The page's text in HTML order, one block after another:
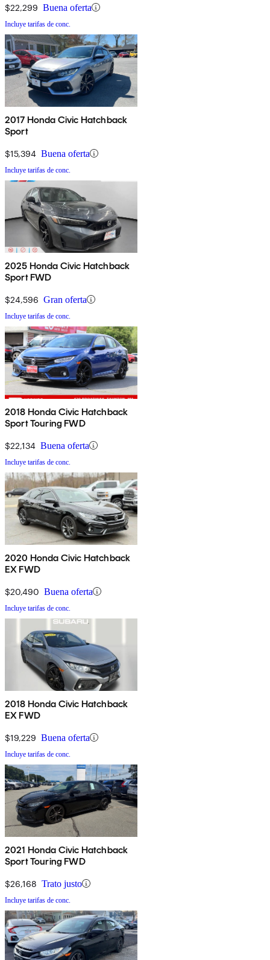
$22,299 Buena oferta
Incluye tarifas de conc.
2017 Honda Civic Hatchback
Sport
$15,394 Buena oferta
Incluye tarifas de conc.
2025 Honda Civic Hatchback
Sport FWD
$24,596 Gran oferta
Incluye tarifas de conc.
2018 Honda Civic Hatchback
Sport Touring FWD
$22,134 Buena oferta
Incluye tarifas de conc.
2020 Honda Civic Hatchback
EX FWD
$20,490 Buena oferta
Incluye tarifas de conc.
2018 Honda Civic Hatchback
EX FWD
$19,229 Buena oferta
Incluye tarifas de conc.
2021 Honda Civic Hatchback
Sport Touring FWD
$26,168 Trato justo
Incluye tarifas de conc.